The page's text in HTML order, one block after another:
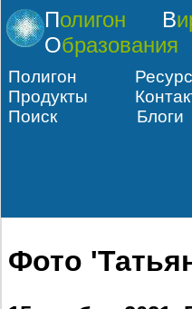
Полигон
Образования
Полигон
Продукты
Поиск
Блоги
Фото